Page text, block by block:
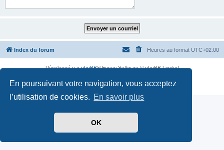
En poursuivant votre navigation, vous acceptez
l’utilisation de cookies. En savoir plus
OK
Index du forum Heures au format UTC+02:00
Développé parphpBB® Forum Software © phpBB Limited
Confidentialité| Conditions